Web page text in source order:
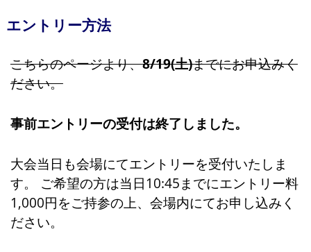
エントリー方法
こちらのページより、8/19(土)までにお申込みく
ださい。
事前エントリーの受付は終了しました。
大会当日も会場にてエントリーを受付いたしま
す。 ご希望の方は当日10:45までにエントリー料
1,000円をご持参の上、会場内にてお申し込みく
ださい。